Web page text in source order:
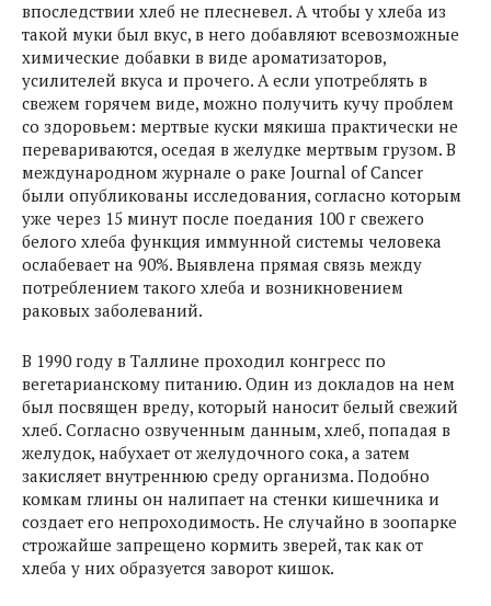
впоследствии хлеб не плесневел. А чтобы у хлеба из
такой муки был вкус, в него добавляют всевозможные
химические добавки в виде ароматизаторов,
усилителей вкуса и прочего. А если употреблять в
свежем горячем виде, можно получить кучу проблем
со здоровьем: мертвые куски мякиша практически не
перевариваются, оседая в желудке мертвым грузом. В
международном журнале о раке Journal of Cancer
были опубликованы исследования, согласно которым
уже через 15 минут после поедания 100 г свежего
белого хлеба функция иммунной системы человека
ослабевает на 90%. Выявлена прямая связь между
потреблением такого хлеба и возникновением
раковых заболеваний.
В 1990 году в Таллине проходил конгресс по
вегетарианскому питанию. Один из докладов на нем
был посвящен вреду, который наносит белый свежий
хлеб. Согласно озвученным данным, хлеб, попадая в
желудок, набухает от желудочного сока, а затем
закисляет внутреннюю среду организма. Подобно
комкам глины он налипает на стенки кишечника и
создает его непроходимость. Не случайно в зоопарке
строжайше запрещено кормить зверей, так как от
хлеба у них образуется заворот кишок.